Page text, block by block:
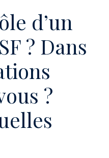
d’un
? Dans
?